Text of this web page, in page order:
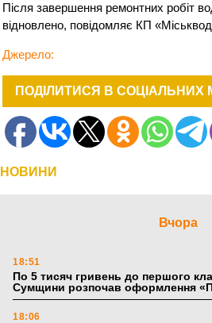
Після завершення ремонтних робіт
відновлено, повідомляє КП
Джерело:
ПОДІЛИТИСЯ В СОЦІАЛЬНИХ
НОВИНИ
Вчора
18:51
По 5 тисяч гривень до першого
Сумщини розпочав оформлення
18:06